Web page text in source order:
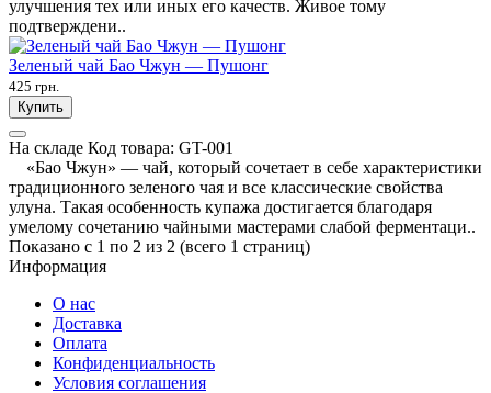
улучшения тех или иных его качеств. Живое тому
подтверждени..
Зеленый чай Бао Чжун — Пушонг
425 грн.
Купить
На складе Код товара: GT-001
«Бао Чжун» — чай, который сочетает в себе характеристики
традиционного зеленого чая и все классические свойства
улуна. Такая особенность купажа достигается благодаря
умелому сочетанию чайными мастерами слабой ферментаци..
Показано с 1 по 2 из 2 (всего 1 страниц)
Информация
О нас
Доставка
Оплата
Конфиденциальность
Условия соглашения